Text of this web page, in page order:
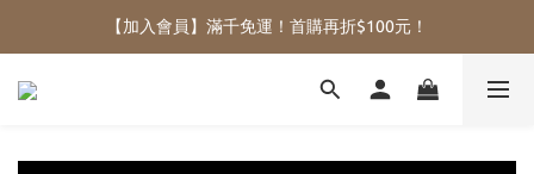
【加入會員】滿千免運！首購再折$100元！